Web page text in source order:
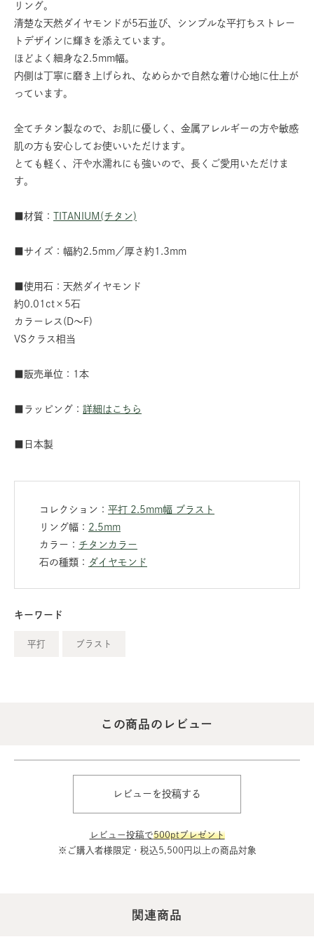
リング。
清楚な天然ダイヤモンドが5石並び、シンプルな平打ちストレー
トデザインに輝きを添えています。
ほどよく細身な2.5mm幅。
内側は丁寧に磨き上げられ、なめらかで自然な着け心地に仕上が
っています。
全てチタン製なので、お肌に優しく、金属アレルギーの方や敏感
肌の方も安心してお使いいただけます。
とても軽く、汗や水濡れにも強いので、長くご愛用いただけま
す。
■材質： TITANIUM(チタン)
■サイズ：幅約2.5mm／厚さ約1.3mm
■使用石：天然ダイヤモンド
約0.01ct×5石
カラーレス(D～F)
VSクラス相当
■販売単位：1本
■ラッピング： 詳細はこちら
■日本製
コレクション： 平打 2.5mm幅 ブラスト
リング幅： 2.5mm
カラー： チタンカラー
石の種類： ダイヤモンド
キーワード
平打 ブラスト
この商品のレビュー
レビューを投稿する
レビュー投稿で500ptプレゼント
※ご購入者様限定・税込5,500円以上の商品対象
関連商品